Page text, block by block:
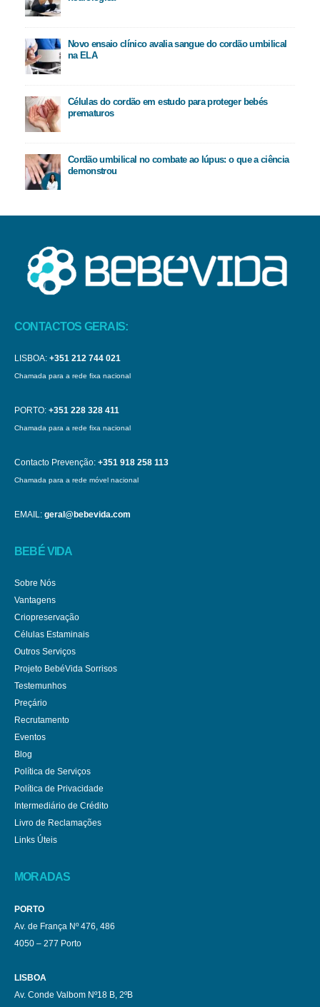
Novo ensaio clínico avalia sangue do cordão umbilical
na ELA
Células do cordão em estudo para proteger bebés
prematuros
Cordão umbilical no combate ao lúpus: o que a ciência
demonstrou
CONTACTOS GERAIS:
LISBOA: +351 212 744 021
Chamada para a rede fixa nacional
PORTO: +351 228 328 411
Chamada para a rede fixa nacional
Contacto Prevenção: +351 918 258 113
Chamada para a rede móvel nacional
EMAIL: geral@bebevida.com
BEBÉ VIDA
Sobre Nós
Vantagens
Criopreservação
Células Estaminais
Outros Serviços
Projeto BebéVida Sorrisos
Testemunhos
Preçário
Recrutamento
Eventos
Blog
Política de Serviços
Política de Privacidade
Intermediário de Crédito
Livro de Reclamações
Links Úteis
MORADAS
PORTO
Av. de França Nº 476, 486
4050 – 277 Porto
LISBOA
Av. Conde Valbom Nº18 B, 2ºB